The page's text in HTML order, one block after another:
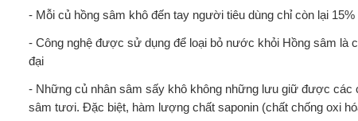
- Mỗi củ hồng sâm khô đến tay người tiêu dùng chỉ còn lại
- Công nghệ được sử dụng để loại bỏ nước khỏi Hồng sâm là
đại
- Những củ nhân sâm sấy khô không những lưu giữ được
sâm tươi. Đặc biệt, hàm lượng chất saponin (chất chống oxi